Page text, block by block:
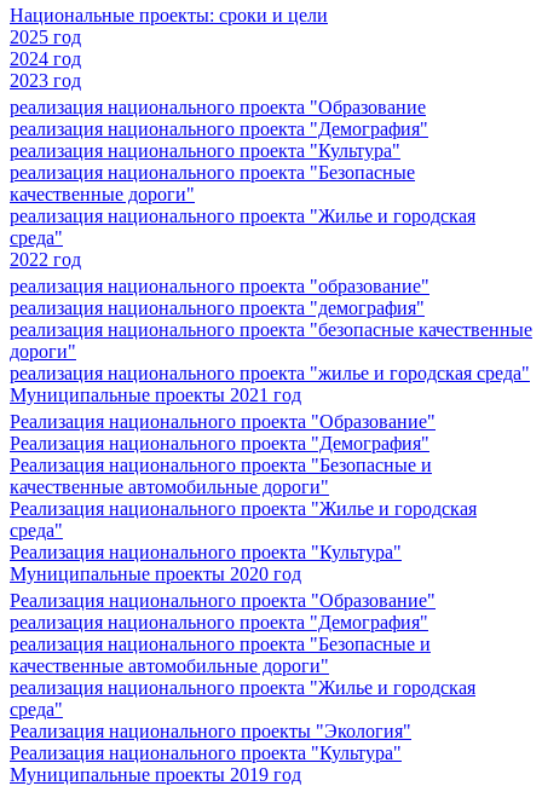
Национальные проекты: сроки и цели
2025 год
2024 год
2023 год
реализация национального проекта "Образование
реализация национального проекта "Демография"
реализация национального проекта "Культура"
реализация национального проекта "Безопасные
качественные дороги"
реализация национального проекта "Жилье и городская
среда"
2022 год
реализация национального проекта "образование"
реализация национального проекта "демография"
реализация национального проекта "безопасные качественные
дороги"
реализация национального проекта "жилье и городская среда"
Муниципальные проекты 2021 год
Реализация национального проекта "Образование"
Реализация национального проекта "Демография"
Реализация национального проекта "Безопасные и
качественные автомобильные дороги"
Реализация национального проекта "Жилье и городская
среда"
Реализация национального проекта "Культура"
Муниципальные проекты 2020 год
Реализация национального проекта "Образование"
реализация национального проекта "Демография"
реализация национального проекта "Безопасные и
качественные автомобильные дороги"
реализация национального проекта "Жилье и городская
среда"
Реализация национального проекты "Экология"
Реализация национального проекта "Культура"
Муниципальные проекты 2019 год